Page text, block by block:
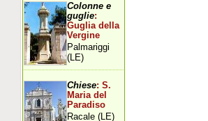
Colonne e
guglie:
Guglia della
Vergine
Palmariggi
(LE)
Chiese: S.
Maria del
Paradiso
Racale (LE)